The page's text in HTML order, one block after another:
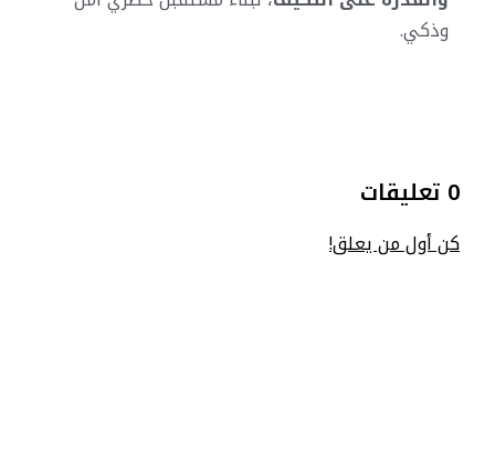
وذكي.
0 تعليقات
كن أول من يعلق!